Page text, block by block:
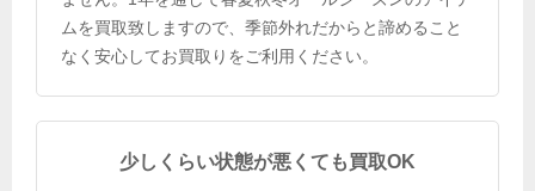
ムを買取致しますので、季節外れだからと諦めること
なく安心してお買取りをご利用ください。
少しくらい状態が悪くても買取OK